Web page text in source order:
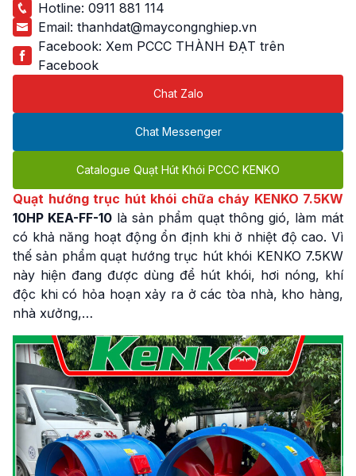
Hotline: 0911 881 114
Email: thanhdat@maycongnghiep.vn
Facebook: Xem PCCC THÀNH ĐẠT trên
Facebook
Chat Zalo
Chat Messenger
Catalogue Quạt Hút Khói PCCC KENKO
Quạt hướng trục hút khói chữa cháy KENKO 7.5KW
10HP KEA-FF-10 là sản phẩm quạt thông gió, làm mát
có khả năng hoạt động ổn định khi ở nhiệt độ cao. Vì
thế sản phẩm quạt hướng trục hút khói KENKO 7.5KW
này hiện đang được dùng để hút khói, hơi nóng, khí
độc khi có hỏa hoạn xảy ra ở các tòa nhà, kho hàng,
nhà xưởng,…